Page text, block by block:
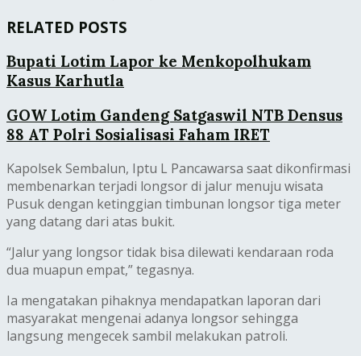
RELATED POSTS
Bupati Lotim Lapor ke Menkopolhukam
Kasus Karhutla
GOW Lotim Gandeng Satgaswil NTB Densus
88 AT Polri Sosialisasi Faham IRET
Kapolsek Sembalun, Iptu L Pancawarsa saat dikonfirmasi
membenarkan terjadi longsor di jalur menuju wisata
Pusuk dengan ketinggian timbunan longsor tiga meter
yang datang dari atas bukit.
“Jalur yang longsor tidak bisa dilewati kendaraan roda
dua muapun empat,” tegasnya.
Ia mengatakan pihaknya mendapatkan laporan dari
masyarakat mengenai adanya longsor sehingga
langsung mengecek sambil melakukan patroli.